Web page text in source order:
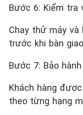
Bước 6: Kiểm tra
Chạy thử máy
trước khi bàn
Bước 7: Bảo
Khách hàng
theo từng hạng